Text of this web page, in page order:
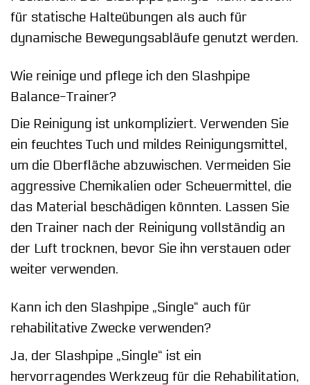
für statische Halteübungen als auch für
dynamische Bewegungsabläufe genutzt werden.
Wie reinige und pflege ich den Slashpipe
Balance-Trainer?
Die Reinigung ist unkompliziert. Verwenden Sie
ein feuchtes Tuch und mildes Reinigungsmittel,
um die Oberfläche abzuwischen. Vermeiden Sie
aggressive Chemikalien oder Scheuermittel, die
das Material beschädigen könnten. Lassen Sie
den Trainer nach der Reinigung vollständig an
der Luft trocknen, bevor Sie ihn verstauen oder
weiter verwenden.
Kann ich den Slashpipe „Single“ auch für
rehabilitative Zwecke verwenden?
Ja, der Slashpipe „Single“ ist ein
hervorragendes Werkzeug für die Rehabilitation,